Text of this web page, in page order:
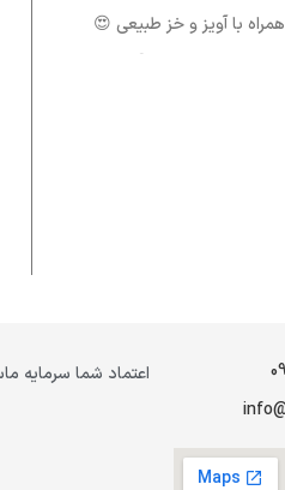
همراه با آویز و خز طبیعی 😍
قابل شستشو 😍
اعتماد شما سرمایه